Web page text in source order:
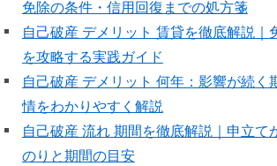
免除の条件・信用回復までの処方箋
自己破産 デメリット 賃貸を徹底解説｜
を攻略する実践ガイド
自己破産 デメリット 何年：影響が続く
情をわかりやすく解説
自己破産 流れ 期間を徹底解説｜申立て
のりと期間の目安